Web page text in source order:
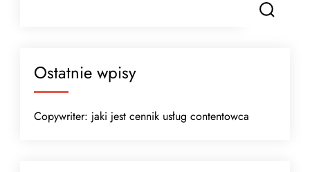
Ostatnie wpisy
Copywriter: jaki jest cennik usług contentowca